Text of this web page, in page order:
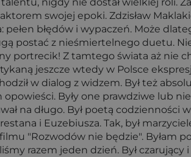
swojej epoki. Zdzisław
pełen błędów i wypaczeń. Może
postać z nieśmiertelnego duetu.
portrecik! Z tamtego świata aż nie
jeszcze wtedy w Polsce
w dialog z widzem. Był też
Były one prawdziwe lub
na długo. Był poetą
i Euzebiusza. Tak, był
"Rozwodów nie będzie". Byłam
razem jeden dzień. Był czarujący